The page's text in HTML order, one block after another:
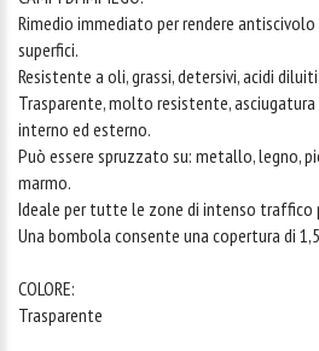
Rimedio immediato per rendere
superfici.
Resistente a oli, grassi, detersivi, acidi
Trasparente, molto resistente,
interno ed esterno.
Può essere spruzzato su: metallo, legno,
marmo.
Ideale per tutte le zone di intenso traffico
Una bombola consente una copertura di
COLORE:
Trasparente